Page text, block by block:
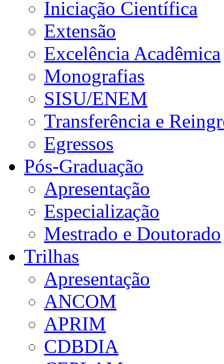
Iniciação Científica
Extensão
Excelência Acadêmica
Monografias
SISU/ENEM
Transferência e
Egressos
Pós-Graduação
Apresentação
Especialização
Mestrado e Doutorado
Trilhas
Apresentação
ANCOM
APRIM
CDBDIA